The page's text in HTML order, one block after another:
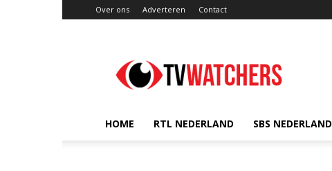
Over ons Adverteren Contact
HOME RTL NEDERLAND SBS NEDERLAND